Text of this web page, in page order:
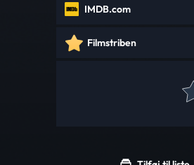
IMDB.com
Filmstriben